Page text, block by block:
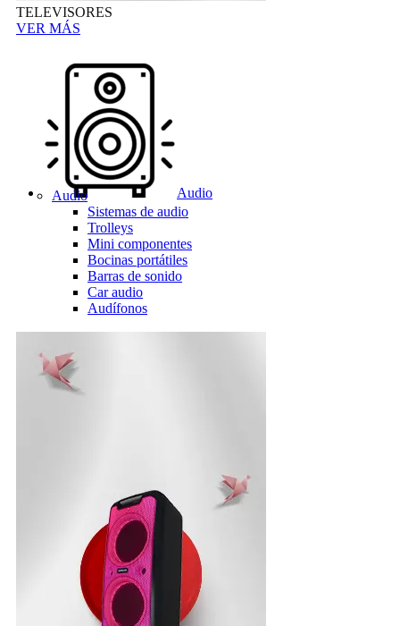
TELEVISORES
VER MÁS
Audio
Audio
Sistemas de audio
Trolleys
Mini componentes
Bocinas portátiles
Barras de sonido
Car audio
Audífonos